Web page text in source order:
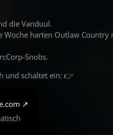
die Vanduul.
harten Outlaw
Snobs.
und schaltet ein: 👉